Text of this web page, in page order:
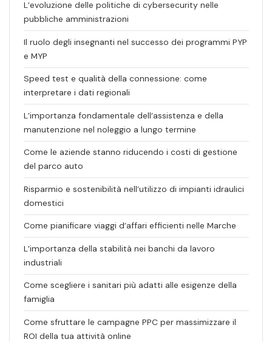
L’evoluzione delle politiche di cybersecurity nelle
pubbliche amministrazioni
Il ruolo degli insegnanti nel successo dei programmi PYP
e MYP
Speed test e qualità della connessione: come
interpretare i dati regionali
L’importanza fondamentale dell’assistenza e della
manutenzione nel noleggio a lungo termine
Come le aziende stanno riducendo i costi di gestione
del parco auto
Risparmio e sostenibilità nell’utilizzo di impianti idraulici
domestici
Come pianificare viaggi d’affari efficienti nelle Marche
L’importanza della stabilità nei banchi da lavoro
industriali
Come scegliere i sanitari più adatti alle esigenze della
famiglia
Come sfruttare le campagne PPC per massimizzare il
ROI della tua attività online